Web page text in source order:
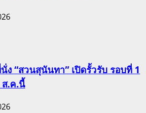
ง “สวนสุนันทา” เปิดรั้วรับ รอบที่ 1
ส.ค.นี้